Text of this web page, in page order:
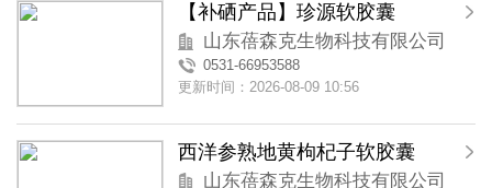
【补硒产品】珍源软胶囊
山东蓓森克生物科技有限公司
0531-66953588
更新时间：2026-08-09 10:56
西洋参熟地黄枸杞子软胶囊
山东蓓森克生物科技有限公司